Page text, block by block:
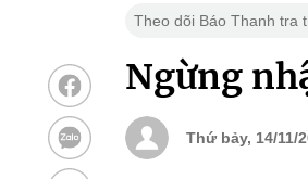
Theo dõi Báo Thanh tra
Ngừng
Thứ bảy, 14/11/